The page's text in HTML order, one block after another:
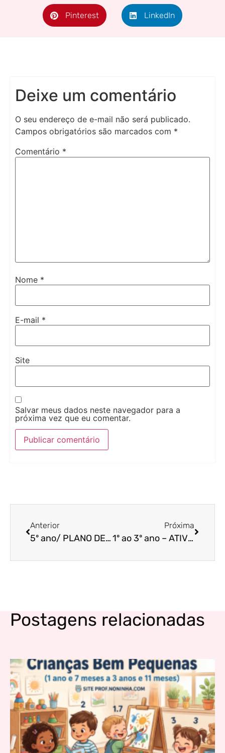
Pinterest LinkedIn
Deixe um comentário
O seu endereço de e-mail não será publicado.
Campos obrigatórios são marcados com *
Comentário *
Nome *
E-mail *
Site
Salvar meus dados neste navegador para a
próxima vez que eu comentar.
Anterior
5º ano/ PLANO DE AULA E ATIVIDADES DE LÍNGUA PORTUGUESA/Temática da aula: Leitura, ortografia, gramática (uso do – ice – isse )
Próxima
1º ao 3º ano – ATIVIDADES DE ORTOGRAFIA GUE E GUI
Postagens relacionadas